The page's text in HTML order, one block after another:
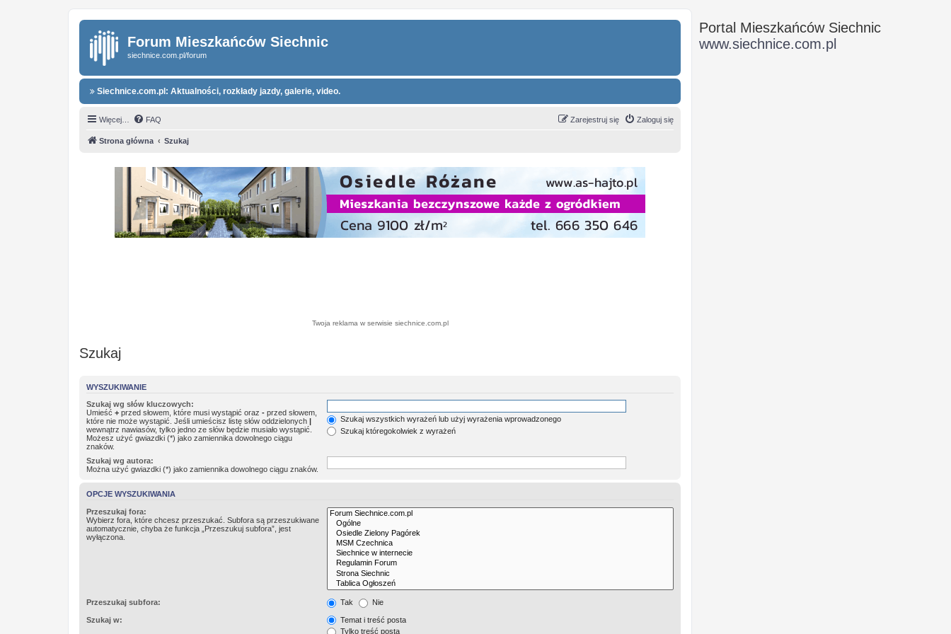
Forum Mieszkańców Siechnic
siechnice.com.pl/forum
Siechnice.com.pl: Aktualności, rozkłady jazdy, galerie, video.
Więcej… FAQ Zaloguj się
Zarejestruj się
Strona główna Szukaj
Twoja reklama w serwisie siechnice.com.pl
Szukaj
WYSZUKIWANIE
Szukaj wg słów kluczowych:
Umieść + przed słowem, które musi wystąpić oraz - przed słowem,
które nie może wystąpić. Jeśli umieścisz listę słów oddzielonych |
wewnątrz nawiasów, tylko jedno ze słów będzie musiało wystąpić.
Możesz użyć gwiazdki (*) jako zamiennika dowolnego ciągu
znaków.
Szukaj wszystkich wyrażeń lub użyj wyrażenia wprowadzonego
Szukaj któregokolwiek z wyrażeń
Szukaj wg autora:
Można użyć gwiazdki (*) jako zamiennika dowolnego ciągu znaków.
OPCJE WYSZUKIWANIA
Przeszukaj fora:
Wybierz fora, które chcesz przeszukać. Subfora są przeszukiwane
automatycznie, chyba że funkcja „Przeszukuj subfora”, jest
wyłączona.
Przeszukaj subfora: Tak Nie
Szukaj w:
Temat i treść posta
Tylko treść posta
Portal Mieszkańców Siechnic
www.siechnice.com.pl